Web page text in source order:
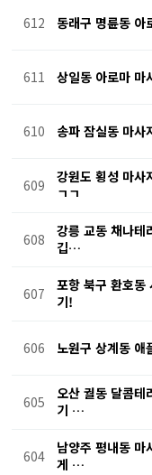
612 동래구 명륜동 아
611 상일동 아로마 마
610 송파 잠실동 마사
609
강원도 횡성 마사
ㄱㄱ
608
강릉 교동 채나테
깁…
607
포항 북구 환호동
기!
606 노원구 상계동 애
605
오산 궐동 달콤테
기 …
604
남양주 평내동 마
게 …